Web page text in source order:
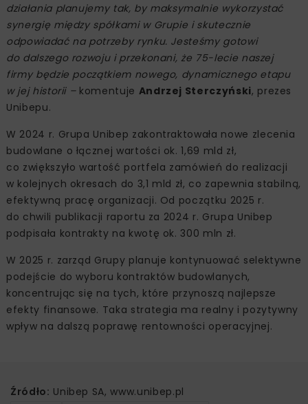
działania planujemy tak, by maksymalnie wykorzystać
synergię między spółkami w Grupie i skutecznie
odpowiadać na potrzeby rynku. Jesteśmy gotowi
do dalszego rozwoju i przekonani, że 75-lecie naszej
firmy będzie początkiem nowego, dynamicznego etapu
w jej historii –komentuje Andrzej Sterczyński, prezes
Unibepu.
W 2024 r. Grupa Unibep zakontraktowała nowe zlecenia
budowlane o łącznej wartości ok. 1,69 mld zł,
co zwiększyło wartość portfela zamówień do realizacji
w kolejnych okresach do 3,1 mld zł, co zapewnia stabilną,
efektywną pracę organizacji. Od początku 2025 r.
do chwili publikacji raportu za 2024 r. Grupa Unibep
podpisała kontrakty na kwotę ok. 300 mln zł.
W 2025 r. zarząd Grupy planuje kontynuować selektywne
podejście do wyboru kontraktów budowlanych,
koncentrując się na tych, które przynoszą najlepsze
efekty finansowe. Taka strategia ma realny i pozytywny
wpływ na dalszą poprawę rentowności operacyjnej.
Źródło: Unibep SA, www.unibep.pl